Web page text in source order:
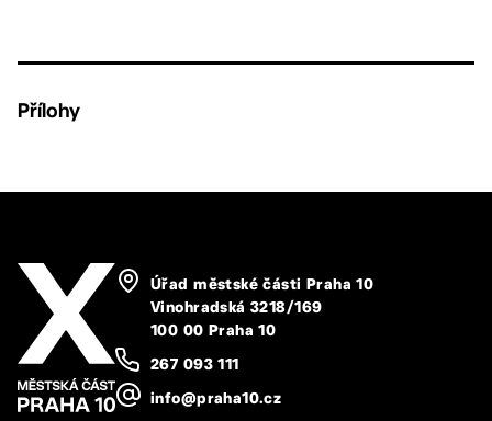
Přílohy
Úřad městské části Praha 10
Vinohradská 3218/169
100 00 Praha 10
267 093 111
info@praha10.cz